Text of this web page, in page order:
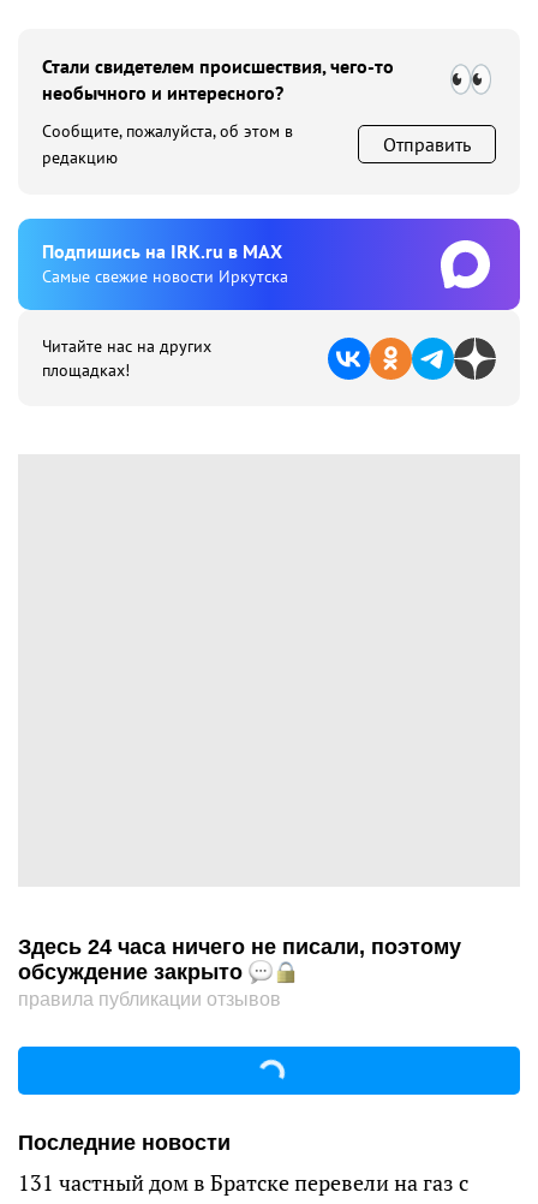
Стали свидетелем происшествия, чего-то
необычного и интересного?
Сообщите, пожалуйста, об этом в
редакцию
Отправить
Подпишиcь на IRK.ru в MAX
Cамые свежие новости Иркутска
Читайте нас на других
площадках!
Здесь 24 часа ничего не писали, поэтому
обсуждение закрыто
правила публикации отзывов
Последние новости
131 частный дом в Братске перевели на газ с